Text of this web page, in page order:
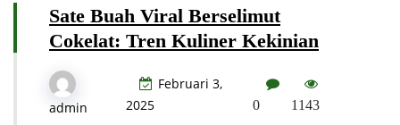
Sate Buah Viral Berselimut
Cokelat: Tren Kuliner Kekinian
admin
Februari 3,
2025
0 1143